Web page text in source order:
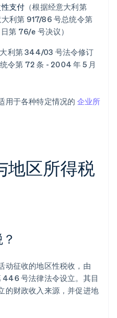
支付 （根据经意大利第
利第 917/86 号总统令第
第 76/e 号决议）
大利第 344/03 号法令修订
令第 72 条 - 2004 年 5 月
用于各种特定情况的 企业所
地区所得税
动征收的地区性税收，由
446 号法律法令设立。其目
的财政收入来源，并促进地